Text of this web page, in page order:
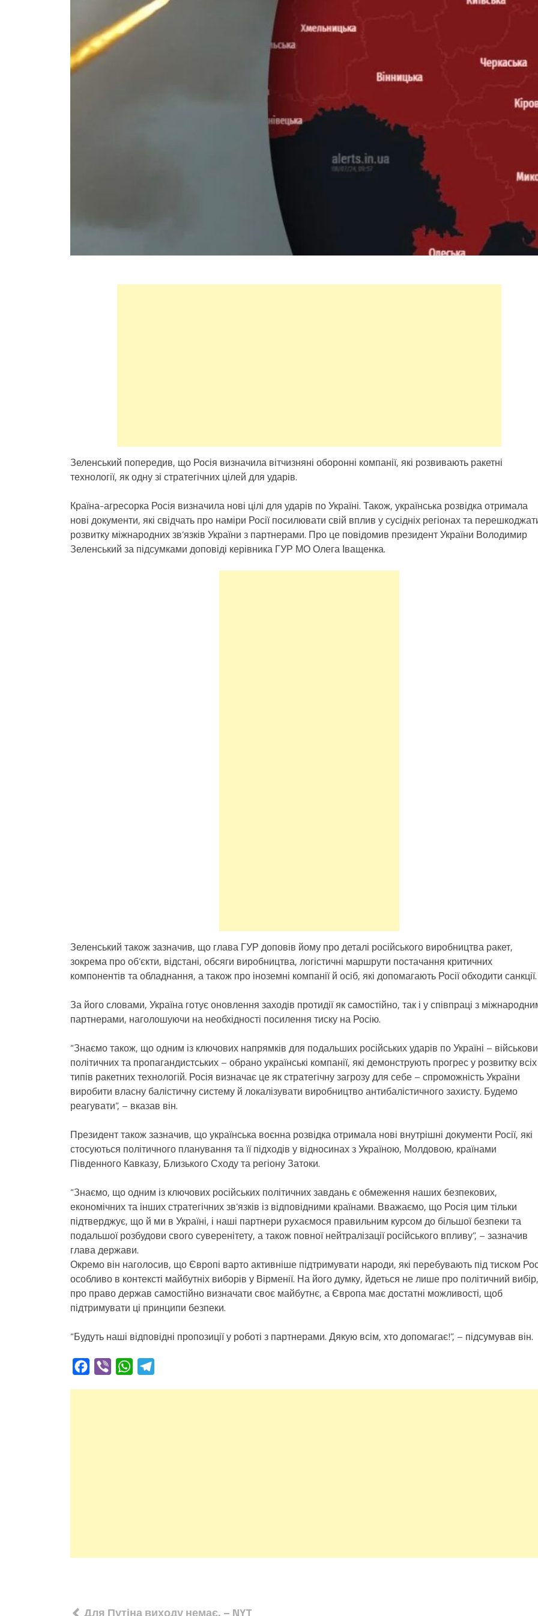
Зеленський попередив, що Росія визначила вітчизняні оборонні компанії, які розвивають ракетні
технології, як одну зі стратегічних цілей для ударів.
Країна-агресорка Росія визначила нові цілі для ударів по Україні. Також, українська розвідка отримала
нові документи, які свідчать про наміри Росії посилювати свій вплив у сусідніх регіонах та
розвитку міжнародних зв’язків України з партнерами. Про це повідомив президент України Володимир
Зеленський за підсумками доповіді керівника ГУР МО Олега Іващенка.
Зеленський також зазначив, що глава ГУР доповів йому про деталі російського виробництва ракет,
зокрема про об’єкти, відстані, обсяги виробництва, логістичні маршрути постачання критичних
компонентів та обладнання, а також про іноземні компанії й осіб, які допомагають Росії обходити санкції.
За його словами, Україна готує оновлення заходів протидії як самостійно, так і у співпраці з
партнерами, наголошуючи на необхідності посилення тиску на Росію.
“Знаємо також, що одним із ключових напрямків для подальших російських ударів по Україні –
політичних та пропагандистських – обрано українські компанії, які демонструють прогрес у розвитку всіх
типів ракетних технологій. Росія визначає це як стратегічну загрозу для себе – спроможність України
виробити власну балістичну систему й локалізувати виробництво антибалістичного захисту. Будемо
реагувати”, – вказав він.
Президент також зазначив, що українська воєнна розвідка отримала нові внутрішні документи Росії, які
стосуються політичного планування та її підходів у відносинах з Україною, Молдовою, країнами
Південного Кавказу, Близького Сходу та регіону Затоки.
“Знаємо, що одним із ключових російських політичних завдань є обмеження наших безпекових,
економічних та інших стратегічних зв’язків із відповідними країнами. Вважаємо, що Росія цим тільки
підтверджує, що й ми в Україні, і наші партнери рухаємося правильним курсом до більшої безпеки та
подальшої розбудови свого суверенітету, а також повної нейтралізації російського впливу”, – зазначив
глава держави.
Окремо він наголосив, що Європі варто активніше підтримувати народи, які перебувають під тиском
особливо в контексті майбутніх виборів у Вірменії. На його думку, йдеться не лише про політичний
про право держав самостійно визначати своє майбутнє, а Європа має достатні можливості, щоб
підтримувати ці принципи безпеки.
“Будуть наші відповідні пропозиції у роботі з партнерами. Дякую всім, хто допомагає!”, – підсумував він.
Facebook
Viber WhatsApp
Навігація
Для Путіна виходу немає, – NYT